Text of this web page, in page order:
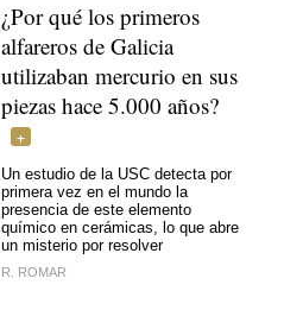
¿Por qué los primeros
alfareros de Galicia
utilizaban mercurio en sus
piezas hace 5.000 años?
Un estudio de la USC detecta por
primera vez en el mundo la
presencia de este elemento
químico en cerámicas, lo que abre
un misterio por resolver
R. ROMAR